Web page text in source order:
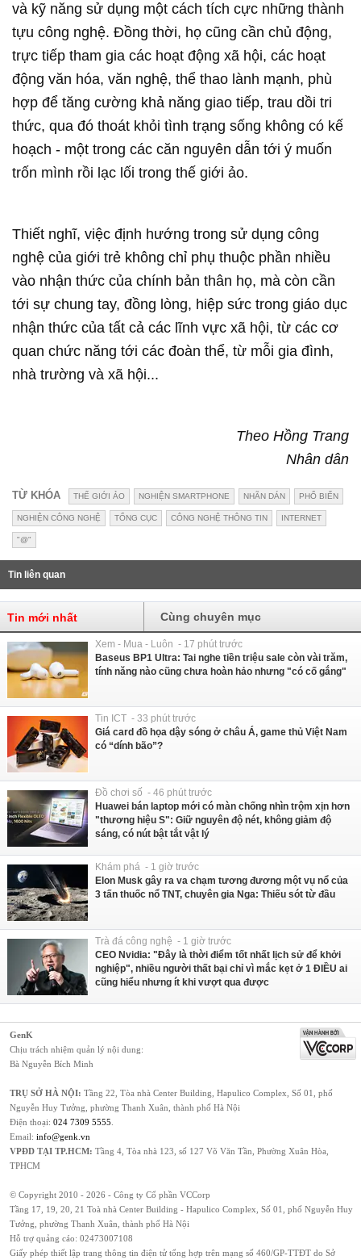
và kỹ năng sử dụng một cách tích cực những thành
tựu công nghệ. Ðồng thời, họ cũng cần chủ động,
trực tiếp tham gia các hoạt động xã hội, các hoạt
động văn hóa, văn nghệ, thể thao lành mạnh, phù
hợp để tăng cường khả năng giao tiếp, trau dồi tri
thức, qua đó thoát khỏi tình trạng sống không có kế
hoạch - một trong các căn nguyên dẫn tới ý muốn
trốn mình rồi lạc lối trong thế giới ảo.
Thiết nghĩ, việc định hướng trong sử dụng công
nghệ của giới trẻ không chỉ phụ thuộc phần nhiều
vào nhận thức của chính bản thân họ, mà còn cần
tới sự chung tay, đồng lòng, hiệp sức trong giáo dục
nhận thức của tất cả các lĩnh vực xã hội, từ các cơ
quan chức năng tới các đoàn thể, từ mỗi gia đình,
nhà trường và xã hội...
Theo Hồng Trang
Nhân dân
TỪ KHÓA THẾ GIỚI ẢO NGHIỆN SMARTPHONE NHÃN DÁN PHỔ BIẾN
NGHIỆN CÔNG NGHỆ TỔNG CỤC CÔNG NGHỆ THÔNG TIN INTERNET
"@"
Tin liên quan
Tin mới nhất Cùng chuyên mục
Xem - Mua - Luôn - 17 phút trước
Baseus BP1 Ultra: Tai nghe tiền triệu sale còn vài trăm,
tính năng nào cũng chưa hoàn hảo nhưng "có cố gắng"
Tin ICT - 33 phút trước
Giá card đồ họa dậy sóng ở châu Á, game thủ Việt Nam
có “dính bão”?
Đồ chơi số - 46 phút trước
Huawei bán laptop mới có màn chống nhìn trộm xịn hơn
"thương hiệu S": Giữ nguyên độ nét, không giảm độ
sáng, có nút bật tắt vật lý
Khám phá - 1 giờ trước
Elon Musk gây ra va chạm tương đương một vụ nổ của
3 tấn thuốc nổ TNT, chuyên gia Nga: Thiếu sót từ đầu
Trà đá công nghệ - 1 giờ trước
CEO Nvidia: "Đây là thời điểm tốt nhất lịch sử để khởi
nghiệp", nhiều người thất bại chỉ vì mắc kẹt ở 1 ĐIỀU ai
cũng hiểu nhưng ít khi vượt qua được
GenK
Chịu trách nhiệm quản lý nội dung:
Bà Nguyễn Bích Minh
TRỤ SỞ HÀ NỘI: Tầng 22, Tòa nhà Center Building, Hapulico Complex, Số 01, phố
Nguyễn Huy Tưởng, phường Thanh Xuân, thành phố Hà Nội
Điện thoại: 024 7309 5555
Email: info@genk.vn
VPĐD TẠI TP.HCM: Tầng 4, Tòa nhà 123, số 127 Võ Văn Tần, Phường Xuân Hòa,
TPHCM
© Copyright 2010 - 2026 - Công ty Cổ phần VCCorp
Tầng 17, 19, 20, 21 Toà nhà Center Building - Hapulico Complex, Số 01, phố Nguyễn Huy
Tưởng, phường Thanh Xuân, thành phố Hà Nội
Hỗ trợ quảng cáo: 02473007108
Giấy phép thiết lập trang thông tin điện tử tổng hợp trên mạng số 460/GP-TTĐT do Sở